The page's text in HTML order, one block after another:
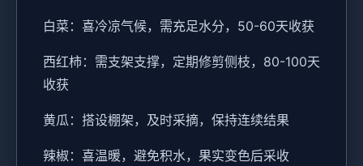
白菜：喜冷凉气候，需充足水分，50-60天收获
西红柿：需支架支撑，定期修剪侧枝，80-100天
收获
黄瓜：搭设棚架，及时采摘，保持连续结果
辣椒：喜温暖，避免积水，果实变色后采收